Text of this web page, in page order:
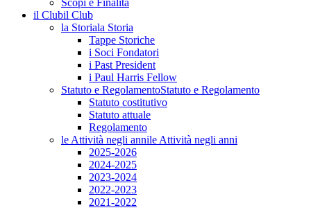
il Clubil Club
la Storiala Storia
Tappe Storiche
i Soci Fondatori
i Past President
i Paul Harris Fellow
Statuto e RegolamentoStatuto e Regolamento
Statuto costitutivo
Statuto attuale
Regolamento
le Attività negli annile Attività negli anni
2025-2026
2024-2025
2023-2024
2022-2023
2021-2022